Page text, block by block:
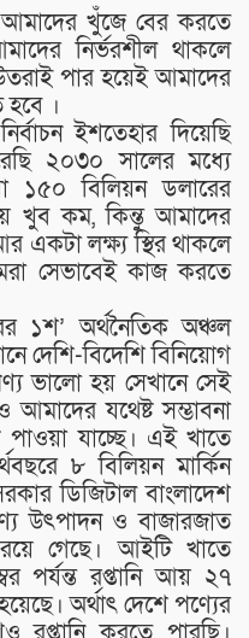
খুঁজে বের করতে
নির্ভরশীল থাকলে
পার হয়েই আমাদের
।
ইশতেহার দিয়েছি
২০৩০ সালের মধ্যে
১৫০ বিলিয়ন ডলারের
খুব কম, কিন্তু আমাদের
একটা লক্ষ্য স্থির থাকলে
সেভাবেই কাজ করতে
১শ’ অর্থনৈতিক অঞ্চল
দেশি-বিদেশি বিনিয়োগ
ভালো হয় সেখানে সেই
যথেষ্ট সম্ভাবনা
যাচ্ছে। এই খাতে
৮ বিলিয়ন মার্কিন
ডিজিটাল বাংলাদেশ
উৎপাদন ও বাজারজাত
গেছে। আইটি খাতে
পর্যন্ত রপ্তানি আয় ২৭
অর্থাৎ দেশে পণ্যের